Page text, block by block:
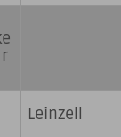
Leinzell